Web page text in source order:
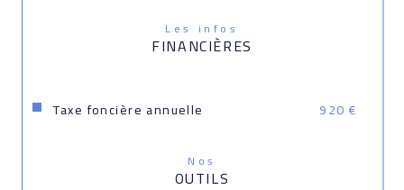
Les infos
FINANCIÈRES
Taxe foncière annuelle 920 €
Nos
OUTILS